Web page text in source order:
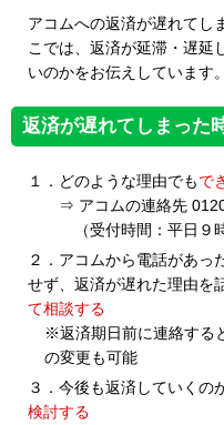
アコムへの返済が遅れてし
こでは、返済が延滞・遅延
いのかをお伝えしています。
返済が遅れてしまった
１．どのような理由でもで
⇒ アコムの連絡先
（受付時間：平日９時
２．アコムから電話があっ
せず、返済が遅れた理由を
て相談する
※返済期日前に連絡する
の変更も可能
３．今後も返済していくの
検討する